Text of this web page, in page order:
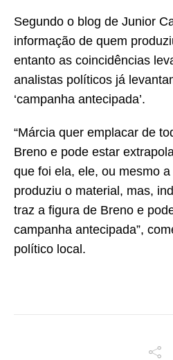
Segundo o blog de Junior
informação de quem
entanto as coincidências
analistas políticos já
‘campanha antecipada’.
“Márcia quer emplacar de
Breno e pode estar
que foi ela, ele, ou mesmo
produziu o material, mas,
traz a figura de Breno e
campanha antecipada”,
político local.